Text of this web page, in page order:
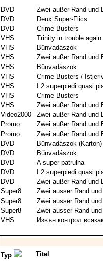
DVD
Zwei außer Rand und
DVD
Deux Super-Flics
DVD
Crime Busters
VHS
Trinity in trouble again
VHS
Bûnvadászok
VHS
Zwei außer Rand und
VHS
Bûnvadászok
VHS
Crime Busters /
VHS
I 2 superpiedi quasi
VHS
Crime Busters
VHS
Zwei außer Rand und
Video2000
Zwei außer Rand und
Promo
Zwei außer Rand und
Promo
Zwei außer Rand und
DVD
Bűnvadászok (Karton)
DVD
Bűnvadászok
DVD
A super patrulha
DVD
I 2 superpiedi quasi
DVD
Zwei außer Rand und
Super8
Zwei ausser Rand
Super8
Zwei ausser Rand
Super8
Zwei ausser Rand
VHS
Извън контрол
Typ
Titel